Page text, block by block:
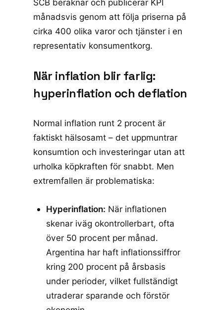
SCB beräknar och publicerar KPI
månadsvis genom att följa priserna på
cirka 400 olika varor och tjänster i en
representativ konsumentkorg.
När inflation blir farlig:
hyperinflation och deflation
Normal inflation runt 2 procent är
faktiskt hälsosamt – det uppmuntrar
konsumtion och investeringar utan att
urholka köpkraften för snabbt. Men
extremfallen är problematiska:
Hyperinflation: När inflationen
skenar iväg okontrollerbart, ofta
över 50 procent per månad.
Argentina har haft inflationssiffror
kring 200 procent på årsbasis
under perioder, vilket fullständigt
utraderar sparande och förstör